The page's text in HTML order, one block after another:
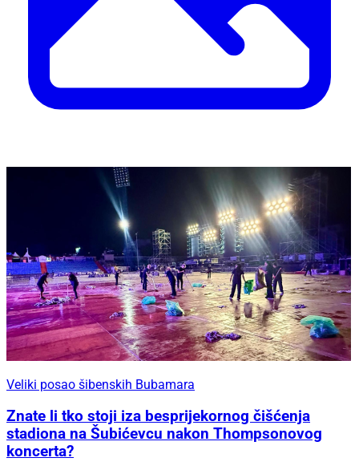
Veliki posao šibenskih Bubamara
Znate li tko stoji iza besprijekornog čišćenja
stadiona na Šubićevcu nakon Thompsonovog
koncerta?